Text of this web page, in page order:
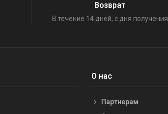
Возврат
В течение 14 дней, с дня получения
О нас
Партнерам